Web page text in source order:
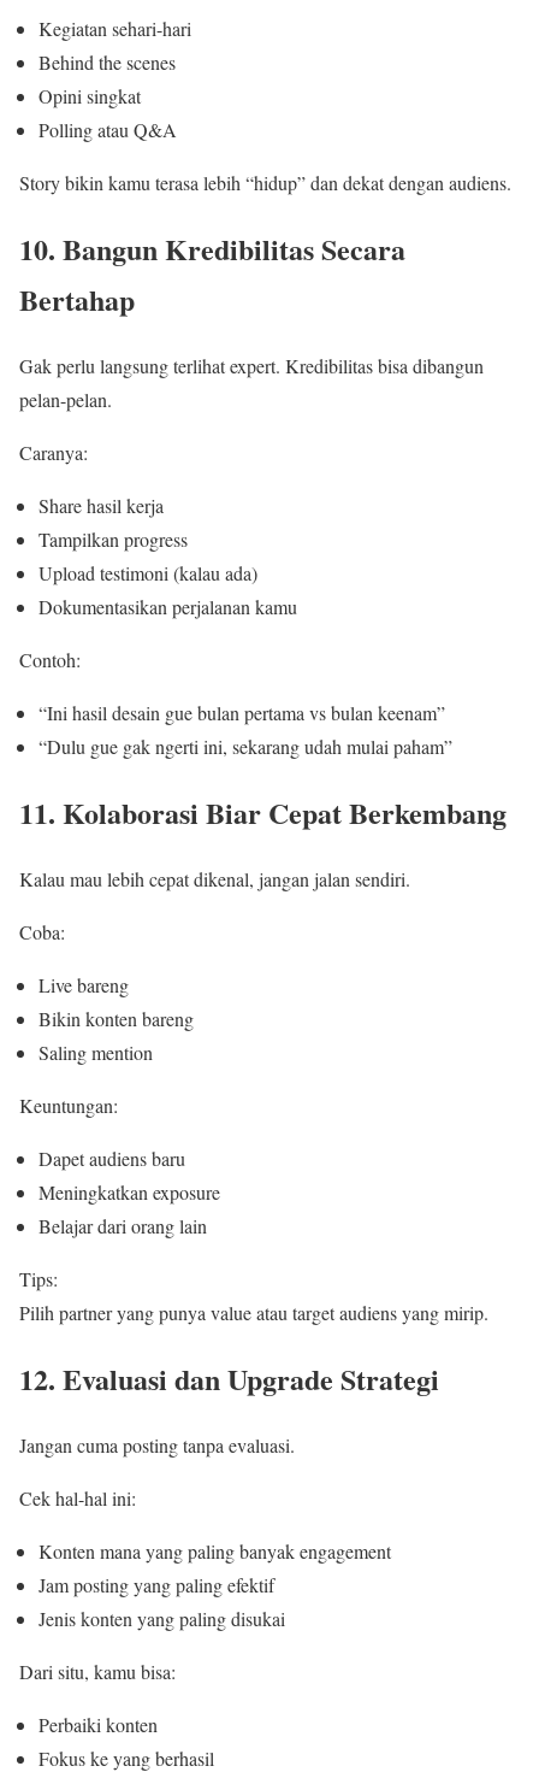
Kegiatan sehari-hari
Behind the scenes
Opini singkat
Polling atau Q&A
Story bikin kamu terasa lebih “hidup” dan dekat dengan audiens.
10. Bangun Kredibilitas Secara
Bertahap
Gak perlu langsung terlihat expert. Kredibilitas bisa dibangun
pelan-pelan.
Caranya:
Share hasil kerja
Tampilkan progress
Upload testimoni (kalau ada)
Dokumentasikan perjalanan kamu
Contoh:
“Ini hasil desain gue bulan pertama vs bulan keenam”
“Dulu gue gak ngerti ini, sekarang udah mulai paham”
11. Kolaborasi Biar Cepat Berkembang
Kalau mau lebih cepat dikenal, jangan jalan sendiri.
Coba:
Live bareng
Bikin konten bareng
Saling mention
Keuntungan:
Dapet audiens baru
Meningkatkan exposure
Belajar dari orang lain
Tips:
Pilih partner yang punya value atau target audiens yang mirip.
12. Evaluasi dan Upgrade Strategi
Jangan cuma posting tanpa evaluasi.
Cek hal-hal ini:
Konten mana yang paling banyak engagement
Jam posting yang paling efektif
Jenis konten yang paling disukai
Dari situ, kamu bisa:
Perbaiki konten
Fokus ke yang berhasil